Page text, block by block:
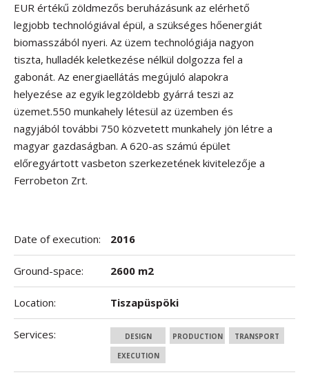
EUR értékű zöldmezős beruházásunk az elérhető
legjobb technológiával épül, a szükséges hőenergiát
biomasszából nyeri. Az üzem technológiája nagyon
tiszta, hulladék keletkezése nélkül dolgozza fel a
gabonát. Az energiaellátás megújuló alapokra
helyezése az egyik legzöldebb gyárrá teszi az
üzemet.550 munkahely létesül az üzemben és
nagyjából további 750 közvetett munkahely jön létre a
magyar gazdaságban. A 620-as számú épület
előregyártott vasbeton szerkezetének kivitelezője a
Ferrobeton Zrt.
Date of execution: 2016
Ground-space: 2600 m2
Location: Tiszapüspöki
Services: DESIGN PRODUCTION
TRANSPORT
EXECUTION